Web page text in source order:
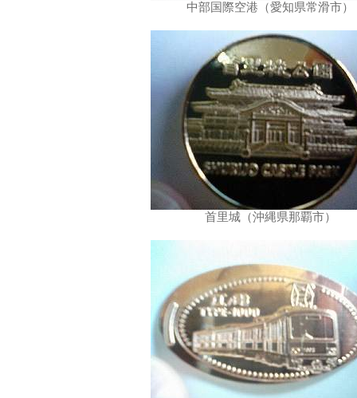
中部国際空港（愛知県常滑市）
首里城（沖縄県那覇市）